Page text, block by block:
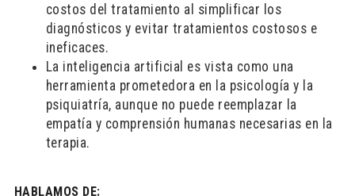
costos del tratamiento al simplificar los
diagnósticos y evitar tratamientos costosos e
ineficaces.
La inteligencia artificial es vista como una
herramienta prometedora en la psicología y la
psiquiatría, aunque no puede reemplazar la
empatía y comprensión humanas necesarias en la
terapia.
HABLAMOS DE: